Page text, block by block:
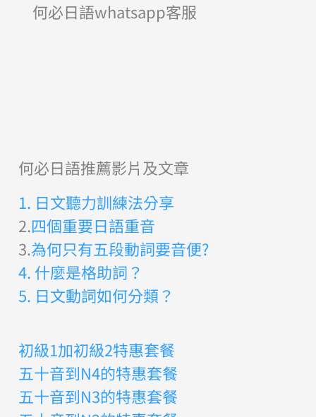
何必日語whatsapp客服
何必日語推薦影片及文章
1. 日文聽力訓練法分享
2.四個重要日語重音
3.為何只有五段動詞要音便?
4. 什麼是格助詞？
5. 日文動詞如何分類？
初級1加初級2特惠套餐
五十音到N4的特惠套餐
五十音到N3的特惠套餐